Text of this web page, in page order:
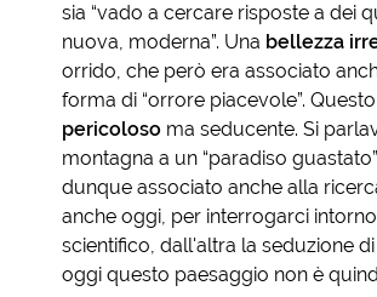
sia “vado a cercare risposte a dei
nuova, moderna”. Una bellezza
orrido, che però era associato
forma di “orrore piacevole”.
pericoloso ma seducente. Si
montagna a un “paradiso
dunque associato anche alla
anche oggi, per interrogarci
scientifico, dall'altra la seduzione
oggi questo paesaggio non è